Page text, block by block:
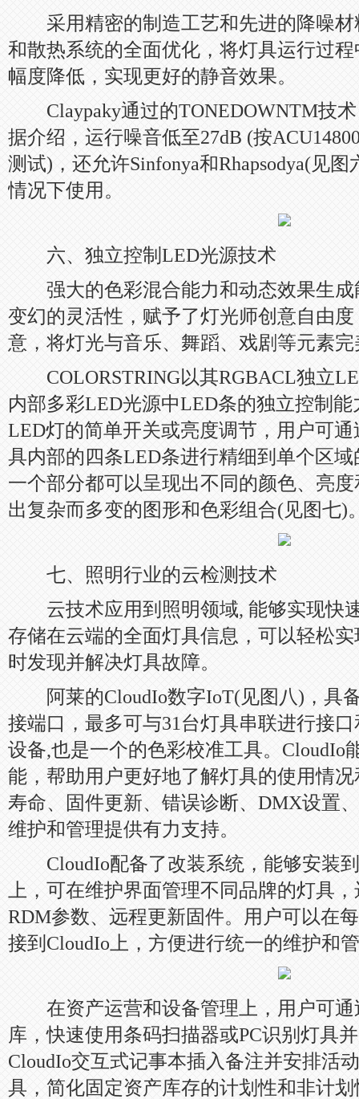
采用精密的制造工艺和先进的降噪材
和散热系统的全面优化，将灯具运行过
幅度降低，实现更好的静音效果。
Claypaky通过的TONEDOWNTM技术
据介绍，运行噪音低至27dB (按
测试)，还允许Sinfonya和Rhapsodya(见
情况下使用。
六、独立控制LED光源技术
强大的色彩混合能力和动态效果生成
变幻的灵活性，赋予了灯光师创意自由
意，将灯光与音乐、舞蹈、戏剧等元素
COLORSTRING以其RGBACL独立
内部多彩LED光源中LED条的独立控制
LED灯的简单开关或亮度调节，用户可
具内部的四条LED条进行精细到单个区
一个部分都可以呈现出不同的颜色、亮
出复杂而多变的图形和色彩组合(见图七)
七、照明行业的云检测技术
云技术应用到照明领域, 能够实现快
存储在云端的全面灯具信息，可以轻松
时发现并解决灯具故障。
阿莱的CloudIo数字IoT(见图八)，具
接端口，最多可与31台灯具串联进行接
设备,也是一个的色彩校准工具。CloudIo
能，帮助用户更好地了解灯具的使用情
寿命、固件更新、错误诊断、DMX设置
维护和管理提供有力支持。
CloudIo配备了改装系统，能够安装到
上，可在维护界面管理不同品牌的灯具
RDM参数、远程更新固件。用户可以在
接到CloudIo上，方便进行统一的维护和
在资产运营和设备管理上，用户可通
库，快速使用条码扫描器或PC识别灯具
CloudIo交互式记事本插入备注并安排活
具，简化固定资产库存的计划性和非计